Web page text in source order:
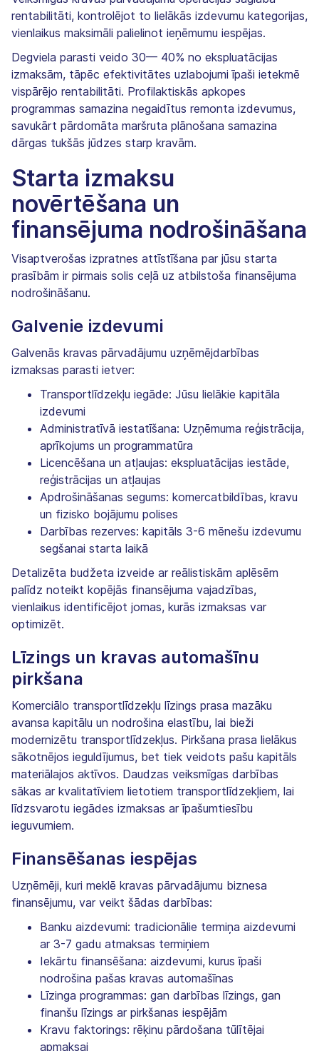
rentabilitāti, kontrolējot to lielākās izdevumu kategorijas,
vienlaikus maksimāli palielinot ieņēmumu iespējas.
Degviela parasti veido 30— 40% no ekspluatācijas
izmaksām, tāpēc efektivitātes uzlabojumi īpaši ietekmē
vispārējo rentabilitāti. Profilaktiskās apkopes
programmas samazina negaidītus remonta izdevumus,
savukārt pārdomāta maršruta plānošana samazina
dārgas tukšās jūdzes starp kravām.
Starta izmaksu
novērtēšana un
finansējuma nodrošināšana
Visaptverošas izpratnes attīstīšana par jūsu starta
prasībām ir pirmais solis ceļā uz atbilstoša finansējuma
nodrošināšanu.
Galvenie izdevumi
Galvenās kravas pārvadājumu uzņēmējdarbības
izmaksas parasti ietver:
Transportlīdzekļu iegāde: Jūsu lielākie kapitāla
izdevumi
Administratīvā iestatīšana: Uzņēmuma reģistrācija,
aprīkojums un programmatūra
Licencēšana un atļaujas: ekspluatācijas iestāde,
reģistrācijas un atļaujas
Apdrošināšanas segums: komercatbildības, kravu
un fizisko bojājumu polises
Darbības rezerves: kapitāls 3-6 mēnešu izdevumu
segšanai starta laikā
Detalizēta budžeta izveide ar reālistiskām aplēsēm
palīdz noteikt kopējās finansējuma vajadzības,
vienlaikus identificējot jomas, kurās izmaksas var
optimizēt.
Līzings un kravas automašīnu
pirkšana
Komerciālo transportlīdzekļu līzings prasa mazāku
avansa kapitālu un nodrošina elastību, lai bieži
modernizētu transportlīdzekļus. Pirkšana prasa lielākus
sākotnējos ieguldījumus, bet tiek veidots pašu kapitāls
materiālajos aktīvos. Daudzas veiksmīgas darbības
sākas ar kvalitatīviem lietotiem transportlīdzekļiem, lai
līdzsvarotu iegādes izmaksas ar īpašumtiesību
ieguvumiem.
Finansēšanas iespējas
Uzņēmēji, kuri meklē kravas pārvadājumu biznesa
finansējumu, var veikt šādas darbības:
Banku aizdevumi: tradicionālie termiņa aizdevumi
ar 3-7 gadu atmaksas termiņiem
Iekārtu finansēšana: aizdevumi, kurus īpaši
nodrošina pašas kravas automašīnas
Līzinga programmas: gan darbības līzings, gan
finanšu līzings ar pirkšanas iespējām
Kravu faktorings: rēķinu pārdošana tūlītējai
apmaksai